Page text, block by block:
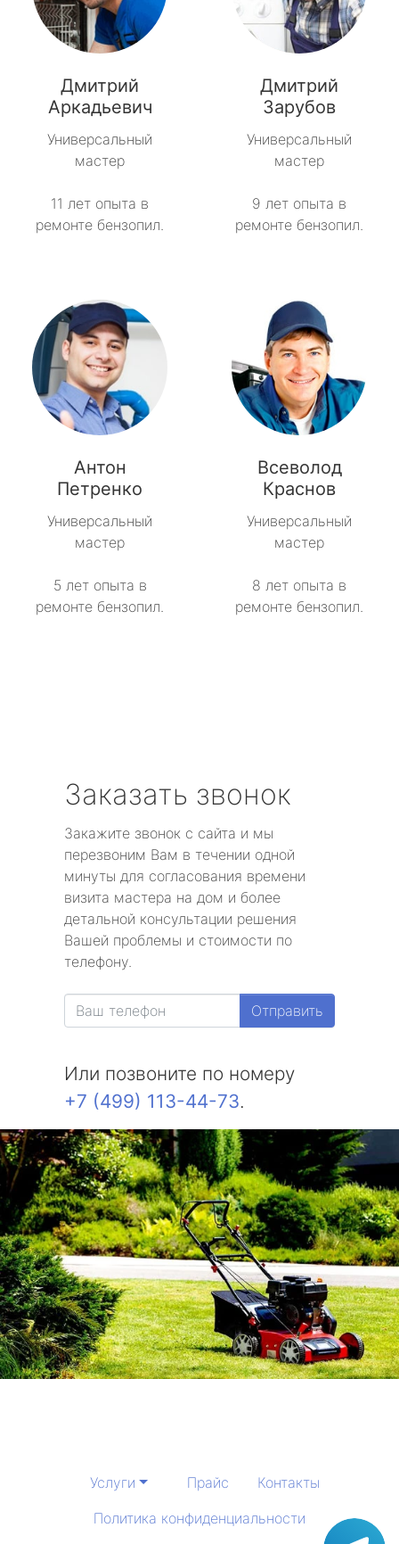
Дмитрий
Аркадьевич
Универсальный
мастер
11 лет опыта в
ремонте бензопил.
Дмитрий
Зарубов
Универсальный
мастер
9 лет опыта в
ремонте бензопил.
Антон
Петренко
Универсальный
мастер
5 лет опыта в
ремонте бензопил.
Всеволод
Краснов
Универсальный
мастер
8 лет опыта в
ремонте бензопил.
Заказать звонок
Закажите звонок с сайта и мы
перезвоним Вам в течении одной
минуты для согласования времени
визита мастера на дом и более
детальной консультации решения
Вашей проблемы и стоимости по
телефону.
Отправить
Или позвоните по номеру
+7 (499) 113-44-73.
Услуги Прайс
Контакты
Политика конфиденциальности